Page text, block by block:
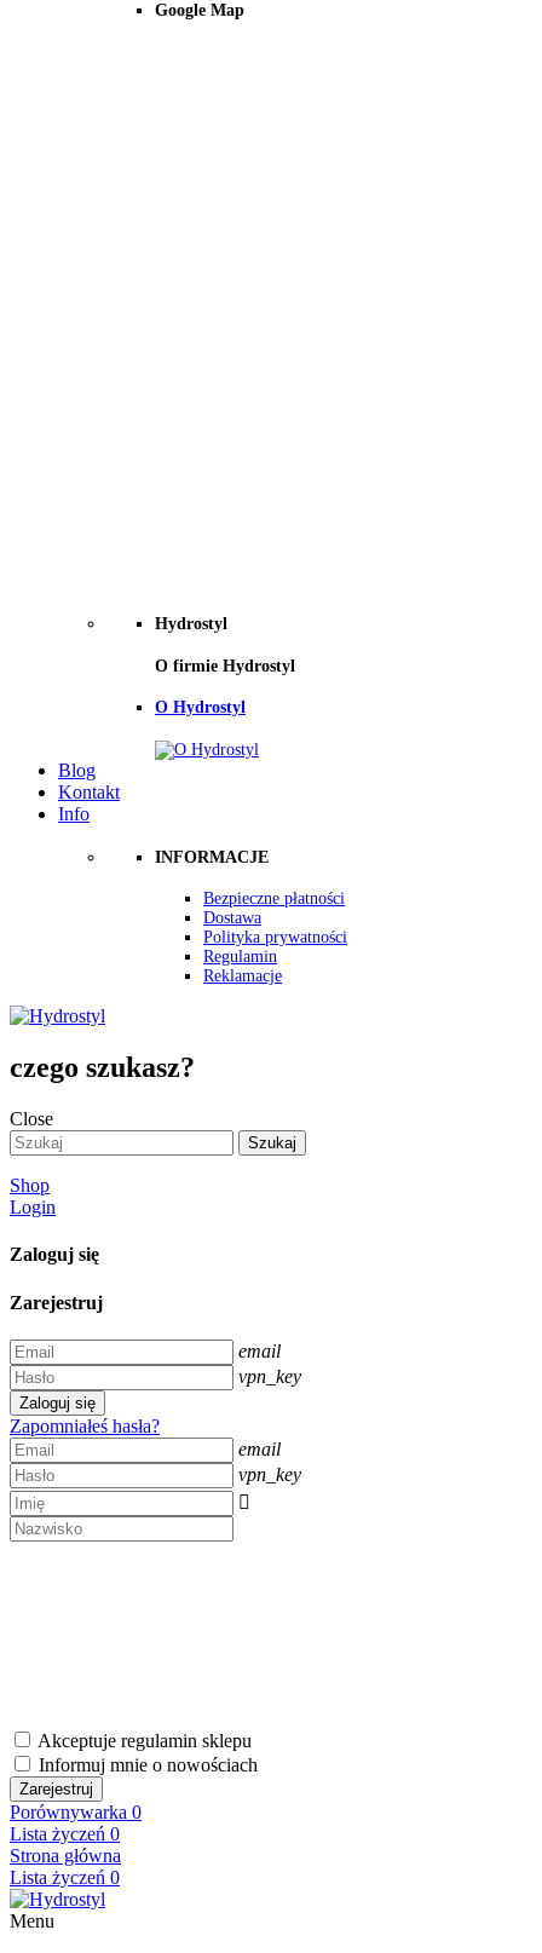
Google Map
Hydrostyl
O firmie Hydrostyl
O Hydrostyl
Blog
Kontakt
Info
INFORMACJE
Bezpieczne płatności
Dostawa
Polityka prywatności
Regulamin
Reklamacje
czego szukasz?
Close
Szukaj
Shop
Login
Zaloguj się
Zarejestruj
email
vpn_key
Zaloguj się
Zapomniałeś hasła?
email
vpn_key

Akceptuje regulamin sklepu
Informuj mnie o nowościach
Zarejestruj
Porównywarka 0
Lista życzeń 0
Strona główna
Lista życzeń 0
Menu